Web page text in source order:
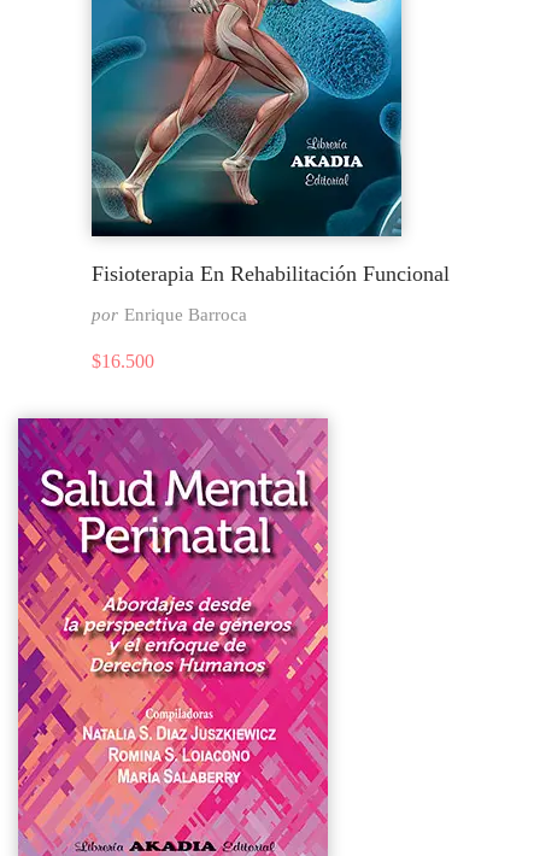
Fisioterapia En Rehabilitación Funcional
por Enrique Barroca
$16.500